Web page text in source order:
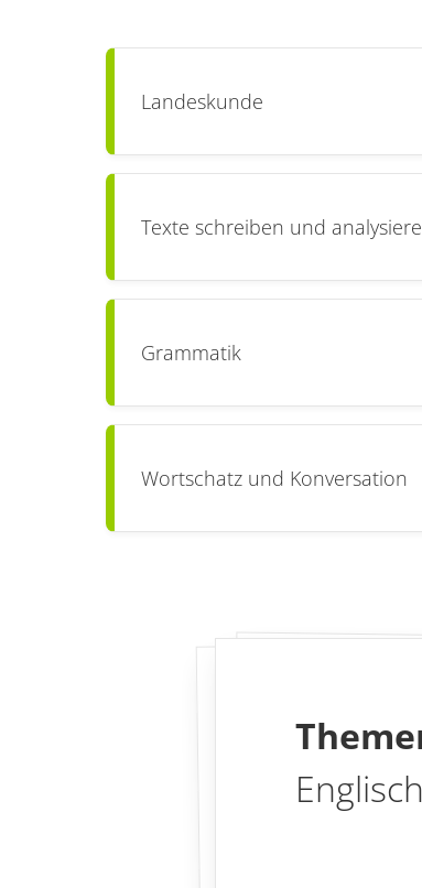
Landeskunde
Texte schreiben und
Grammatik
Wortschatz und Konversation